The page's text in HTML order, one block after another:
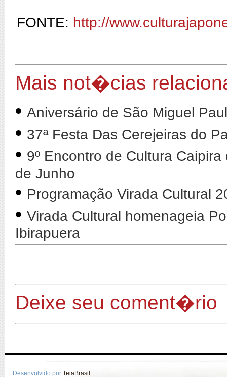
FONTE: http://
Mais not�cias
• Aniversário de São Miguel
• 37ª Festa Das Cerejeiras do
• 9º Encontro de Cultura
de Junho
• Programação Virada Cultural
• Virada Cultural homenageia
Ibirapuera
Deixe seu coment�rio
Desenvolvido por TeiaBrasil